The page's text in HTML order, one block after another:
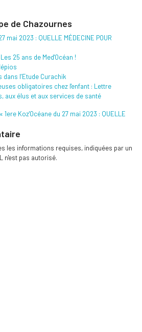
de Chazournes
mai 2023 : QUELLE MÉDECINE POUR
25 ans de Med'Océan !
dans l’Etude Curachik
obligatoires chez l'enfant : Lettre
aux élus et aux services de santé
« 1ere Koz'Océane du 27 mai 2023 : QUELLE
les informations requises, indiquées par un
n'est pas autorisé.